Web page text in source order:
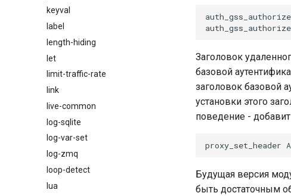
keyval
label
length-hiding
let
limit-traffic-rate
link
live-common
log-sqlite
log-var-set
log-zmq
loop-detect
lua
Заголовок
базовой
заголовок базовой
установки этого
поведение -
Будущая версия
быть достаточным